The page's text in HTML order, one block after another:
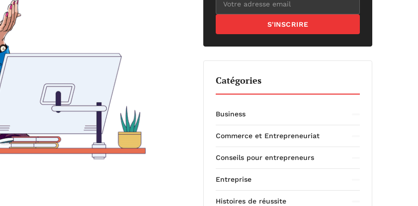
S'INSCRIRE
Catégories
Business
Commerce et Entrepreneuriat
Conseils pour entrepreneurs
Entreprise
Histoires de réussite